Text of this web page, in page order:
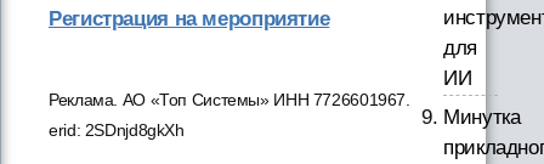
Регистрация на мероприятие
Реклама. АО «Топ Системы» ИНН 7726601967.
erid: 2SDnjd8gkXh
для
ИИ
Минутка